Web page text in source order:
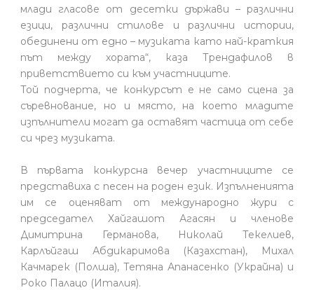
млади гласове от десетки държави – различни
езици, различни стилове и различни истории,
обединени от едно – музиката като най-краткия
път между хората“, каза Трендафилов в
приветствието си към участниците.
Той подчерта, че конкурсът е не само сцена за
съревнование, но и място, на което младите
изпълнители могат да оставят частица от себе
си чрез музиката.
В първата конкурсна вечер участниците се
представиха с песен на роден език. Изпълненията
им се оценяват от международно жури с
председател Хайгашот Агасян и членове
Димитрина Германова, Николай Текелиев,
Карлъйгаш Абдикаримова (Казахстан), Михал
Качмарек (Полша), Тетяна Апанасенко (Украйна) и
Роко Палацо (Италия).